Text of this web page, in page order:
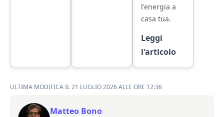
l'energia a
casa tua.
Leggi
l'articolo
ULTIMA MODIFICA IL 21 LUGLIO 2026 ALLE ORE 12:36
Matteo Bono